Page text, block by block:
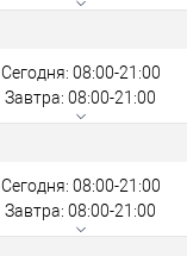
Сегодня: 08:00-21:00
Завтра: 08:00-21:00
Сегодня: 08:00-21:00
Завтра: 08:00-21:00